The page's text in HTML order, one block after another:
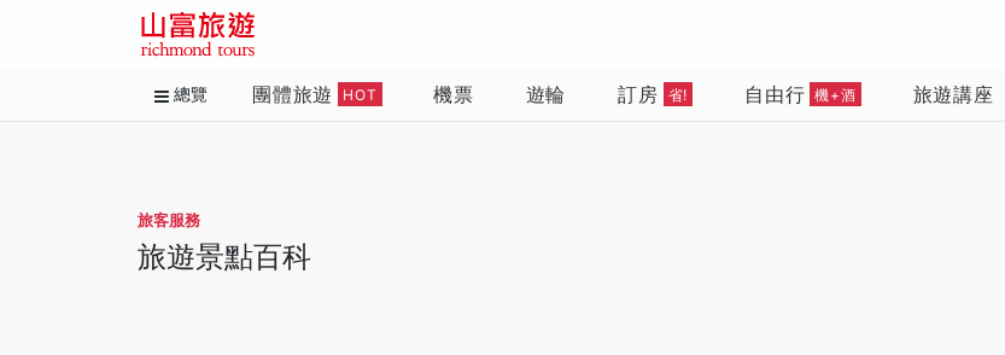
總覽 團體旅遊 HOT 機票 遊輪 訂房 省! 自由行 機+酒 旅遊講座
旅客服務
旅遊景點百科